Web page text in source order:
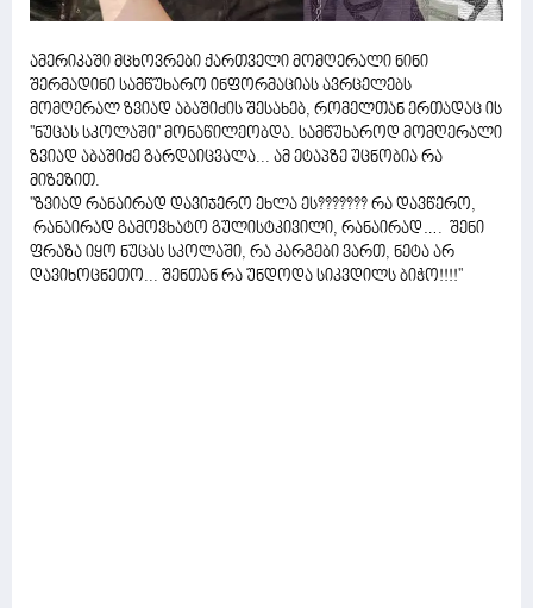
ამერიკაში მცხოვრები ქართველი მომღერალი ნინი
შერმადინი სამწუხარო ინფორმაციას ავრცელებს
მომღერალ ზვიად აბაშიძის შესახებ, რომელთან ერთადაც ის
''ნუცას სკოლაში'' მონაწილეობდა. სამწუხაროდ მომღერალი
ზვიად აბაშიძე გარდაიცვალა... ამ ეტაპზე უცნობია რა
მიზეზით.
''ზვიად რანაირად დავიჯერო ეხლა ეს??????? რა დავწერო,
რანაირად გამოვხატო გულისტკივილი, რანაირად…. შენი
ფრაზა იყო ნუცას სკოლაში, რა კარგები ვართ, ნეტა არ
დავიხოცნეთო... შენთან რა უნდოდა სიკვდილს ბიჭო!!!!''